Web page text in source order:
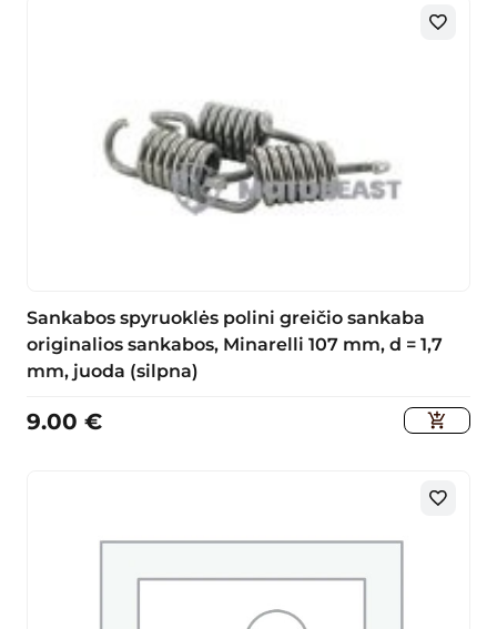
Sankabos spyruoklės polini greičio sankaba
originalios sankabos, Minarelli 107 mm, d = 1,7
mm, juoda (silpna)
9.00 €